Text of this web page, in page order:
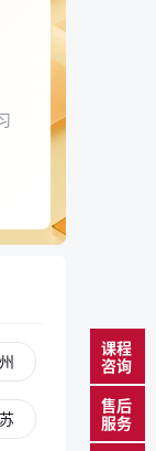
课程
咨询
售后
服务